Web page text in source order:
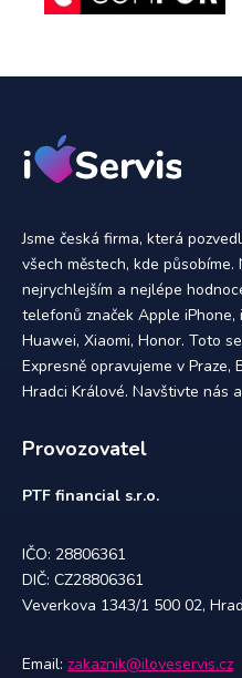
Jsme česká firma, která
všech městech, kde
nejrychlejším a nejlépe
telefonů značek Apple iPhone,
Huawei, Xiaomi, Honor. Toto
Expresně opravujeme v Praze,
Hradci Králové. Navštivte nás
Provozovatel
PTF financial s.r.o.
IČO: 28806361
DIČ: CZ28806361
Veverkova 1343/1 500 02,
Email: zakaznik@iloveservis.cz